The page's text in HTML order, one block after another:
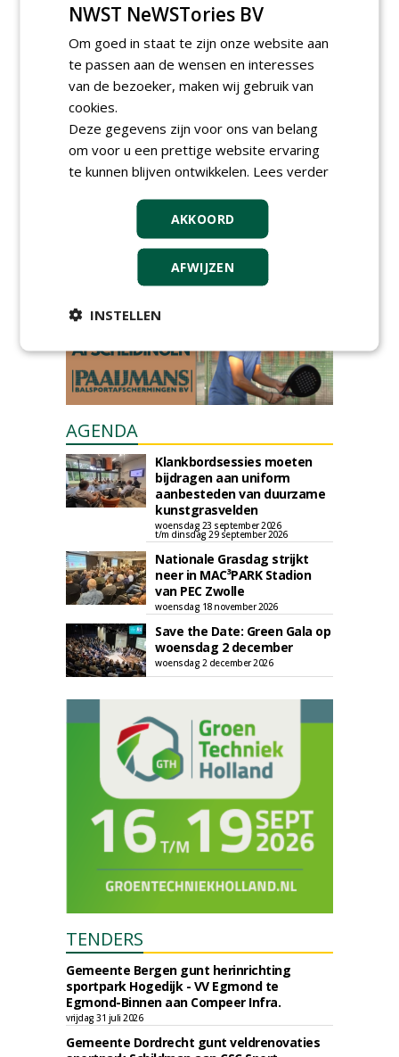
Iedereen kan gratis kleine advertenties
plaatsen via zijn eigen account.
Plaats een gratis advertentie
AGENDA
Klankbordsessies moeten
bijdragen aan uniform
aanbesteden van duurzame
kunstgrasvelden
woensdag 23 september 2026
t/m dinsdag 29 september 2026
Nationale Grasdag strijkt
neer in MAC³PARK Stadion
van PEC Zwolle
woensdag 18 november 2026
Save the Date: Green Gala op
woensdag 2 december
woensdag 2 december 2026
TENDERS
Gemeente Bergen gunt herinrichting
sportpark Hogedijk - VV Egmond te
Egmond-Binnen aan Compeer Infra.
vrijdag 31 juli 2026
Gemeente Dordrecht gunt veldrenovaties
NWST NeWSTories BV
Om goed in staat te zijn onze website aan
te passen aan de wensen en interesses
van de bezoeker, maken wij gebruik van
cookies.
Deze gegevens zijn voor ons van belang
om voor u een prettige website ervaring
te kunnen blijven ontwikkelen. Lees verder
AKKOORD
AFWIJZEN
INSTELLEN